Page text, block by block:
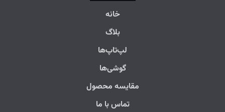
خانه
بلاگ
لپ‌تاپ‌ها
گوشی‌ها
مقایسه محصول
تماس با ما